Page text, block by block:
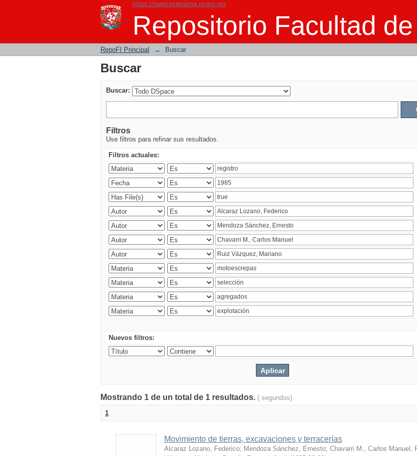
https://www.ingenieria.unam.mx
Repositorio Facultad
Buscar
RepoFI Principal → Buscar
Buscar
Buscar:
Filtros
Use filtros para refinar sus resultados.
Filtros actuales:
Nuevos filtros:
Mostrando 1 de un total de 1 resultados. ( segundos)
1
Movimiento de tierras, excavaciones y terracerías
Alcaraz Lozano, Federico; Mendoza Sánchez, Ernesto; Chavarri M., Carlos Manuel ;